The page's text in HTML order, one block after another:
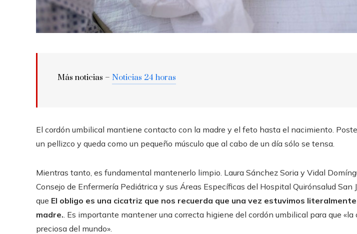
Más noticias – Noticias 24 horas
El cordón umbilical mantiene contacto con la madre y el feto hasta el nacimiento.
un pellizco y queda como un pequeño músculo que al cabo de un día sólo se tensa.
Mientras tanto, es fundamental mantenerlo limpio. Laura Sánchez Soria y Vidal
Consejo de Enfermería Pediátrica y sus Áreas Específicas del Hospital Quirónsalud San
que El obligo es una cicatriz que nos recuerda que una vez estuvimos
madre.. Es importante mantener una correcta higiene del cordón umbilical para que «la
preciosa del mundo».